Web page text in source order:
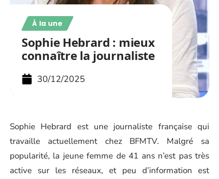
À la une
Sophie Hebrard : mieux
connaître la journaliste
30/12/2025
Sophie Hebrard est une journaliste française qui
travaille actuellement chez BFMTV. Malgré sa
popularité, la jeune femme de 41 ans n’est pas très
active sur les réseaux, et peu d’information est